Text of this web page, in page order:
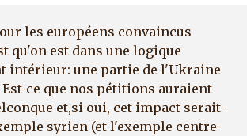
les européens convaincus
qu'on est dans une logique
intérieur: une partie de l'Ukraine
ce que nos pétitions auraient
et,si oui, cet impact serait-
syrien (et l'exemple centre-